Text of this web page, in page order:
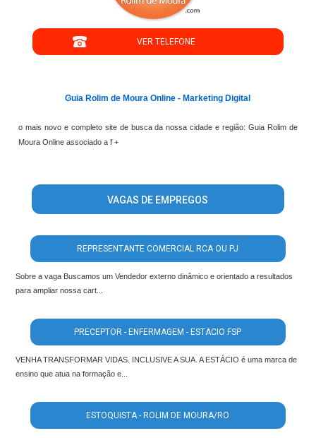
VER TELEFONE
Guia Rolim de Moura Online - Marketing Digital
o mais novo e completo site de busca da nossa cidade e região: Guia Rolim de
Moura Online associado a f +
VAGAS DE EMPREGOS
REPRESENTANTE COMERCIAL RCA OU PJ
Sobre a vaga Buscamos um Vendedor externo dinâmico e orientado a resultados
para ampliar nossa cart...
PRECEPTOR - ENFERMAGEM - ESTACIO FSP
VENHA TRANSFORMAR VIDAS. INCLUSIVE A SUA. A ESTÁCIO é uma marca de
ensino que atua na formação e...
ESTOQUISTA - ROLIM DE MOURA/RO